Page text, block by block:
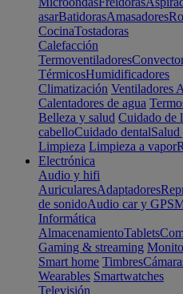
asarBatidorasAmasadores
CocinaTostadoras
Calefacción
Termoventiladores
TérmicosHumidificadores
Climatización Ventiladores
Calentadores de agua
Belleza y salud Cuidado de
cabelloCuidado dentalSalud
Limpieza Limpieza a vapor
Electrónica
Audio y hifi
AuricularesAdaptadores
de sonidoAudio car y GPS
Informática
AlmacenamientoTablets
Gaming & streaming
Smart home Timbres
Wearables Smartwatches
Televisión